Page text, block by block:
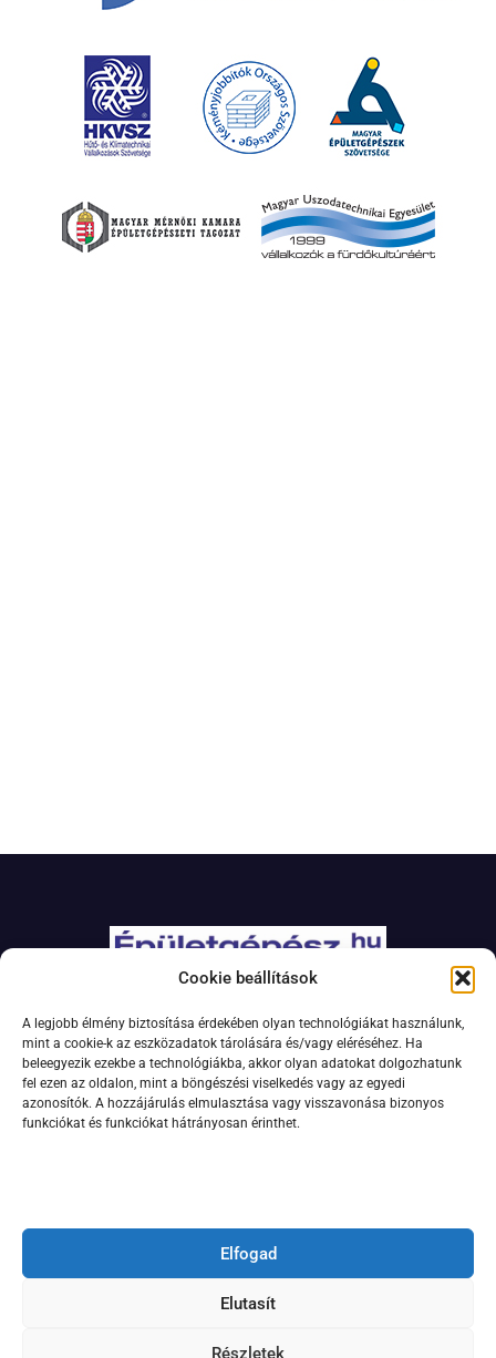
Cookie beállítások
A legjobb élmény biztosítása érdekében olyan technológiákat használunk,
mint a cookie-k az eszközadatok tárolására és/vagy eléréséhez. Ha
beleegyezik ezekbe a technológiákba, akkor olyan adatokat dolgozhatunk
fel ezen az oldalon, mint a böngészési viselkedés vagy az egyedi
azonosítók. A hozzájárulás elmulasztása vagy visszavonása bizonyos
funkciókat és funkciókat hátrányosan érinthet.
Elfogad
Elutasít
Részletek
Adatkezelési szabályzat
Jogi nyilatkozat
Kapcsolat
Impresszum